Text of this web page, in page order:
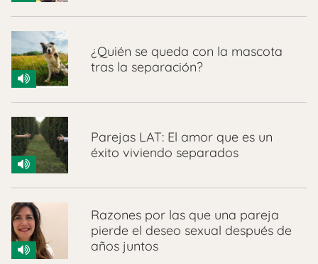
¿Quién se queda con la mascota
tras la separación?
Parejas LAT: El amor que es un
éxito viviendo separados
Razones por las que una pareja
pierde el deseo sexual después de
años juntos